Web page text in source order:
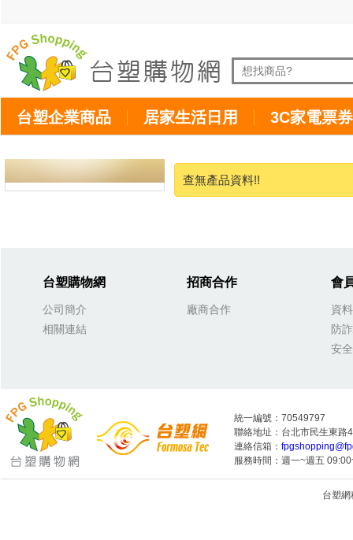
台塑企業商品 居家生活日用 3C家電票券
查無產品資料!!
台塑購物網
公司簡介
相關連結
招商合作
廠商合作
會
資
防
安
統一編號：70549797
聯絡地址：台北市民生東路
連絡信箱：
服務時間：週一~週五
台塑